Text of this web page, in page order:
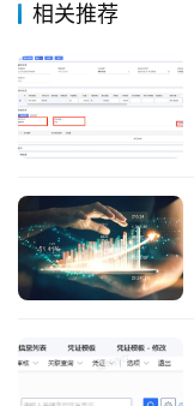
相关推荐